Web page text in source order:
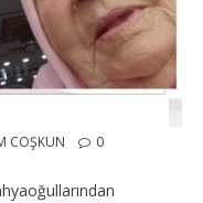
COŞKUN
0